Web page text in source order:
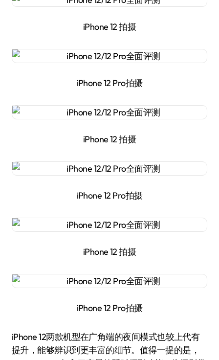
iPhone 12 拍摄
iPhone 12 Pro拍摄
iPhone 12 拍摄
iPhone 12 Pro拍摄
iPhone 12 拍摄
iPhone 12 Pro拍摄
iPhone 12两款机型在广角端的夜间模式也较上代有
提升，能够辨识到更丰富的细节。值得一提的是，